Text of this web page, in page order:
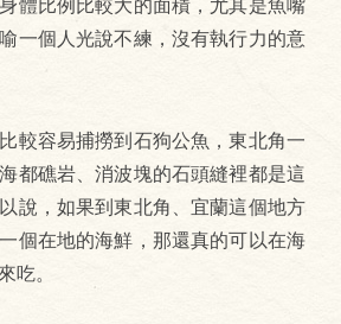
一個人光說不練，沒有執行力的意
較容易捕撈到石狗公魚，東北角一
都礁岩、消波塊的石頭縫裡都是這
說，如果到東北角、宜蘭這個地方
個在地的海鮮，那還真的可以在海
吃。